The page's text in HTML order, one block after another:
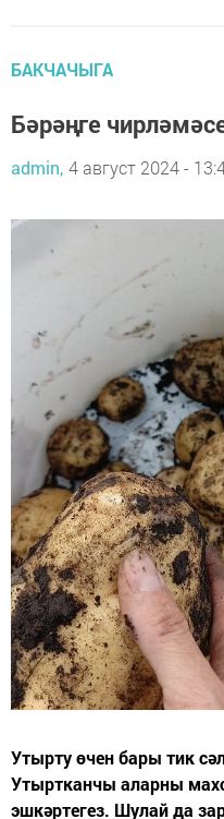
БАКЧАЧЫГА
Бәрәңге
admin, 4 август 2024 -
Утырту өчен бары тик
Утыртканчы аларны
эшкәртегез. Шулай да